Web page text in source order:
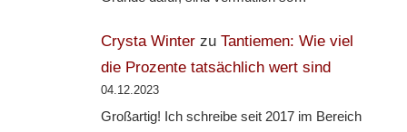
Crysta Winterzu Tantiemen: Wie viel
die Prozente tatsächlich wert sind
04.12.2023
Großartig! Ich schreibe seit 2017 im Bereich